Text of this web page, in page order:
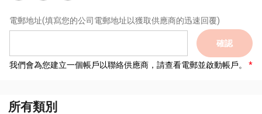
電郵地址(填寫您的公司電郵地址以獲取供應商的迅速回覆)
確認
我們會為您建立一個帳戶以聯絡供應商，請查看電郵並啟動帳戶。
所有類別